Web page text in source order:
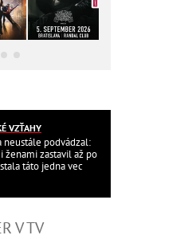
VZŤAHY
neustále podvádzal:
ženami zastavil až po
táto jedna vec
V TV